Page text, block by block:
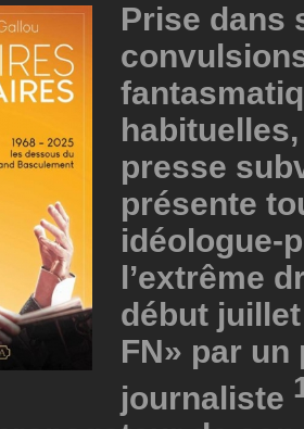
Prise dans
presse
présente
idéologue-
l’extrême
début
FN» par un
journaliste